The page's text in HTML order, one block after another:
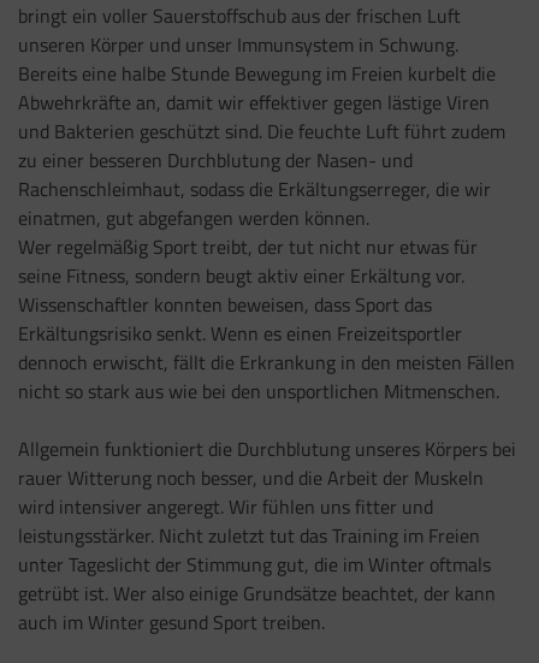
bringt ein voller Sauerstoffschub aus der frischen Luft
unseren Körper und unser Immunsystem in Schwung.
Bereits eine halbe Stunde Bewegung im Freien kurbelt die
Abwehrkräfte an, damit wir effektiver gegen lästige Viren
und Bakterien geschützt sind. Die feuchte Luft führt zudem
zu einer besseren Durchblutung der Nasen- und
Rachenschleimhaut, sodass die Erkältungserreger, die wir
einatmen, gut abgefangen werden können.
Wer regelmäßig Sport treibt, der tut nicht nur etwas für
seine Fitness, sondern beugt aktiv einer Erkältung vor.
Wissenschaftler konnten beweisen, dass Sport das
Erkältungsrisiko senkt. Wenn es einen Freizeitsportler
dennoch erwischt, fällt die Erkrankung in den meisten Fällen
nicht so stark aus wie bei den unsportlichen Mitmenschen.
Allgemein funktioniert die Durchblutung unseres Körpers bei
rauer Witterung noch besser, und die Arbeit der Muskeln
wird intensiver angeregt. Wir fühlen uns fitter und
leistungsstärker. Nicht zuletzt tut das Training im Freien
unter Tageslicht der Stimmung gut, die im Winter oftmals
getrübt ist. Wer also einige Grundsätze beachtet, der kann
auch im Winter gesund Sport treiben.